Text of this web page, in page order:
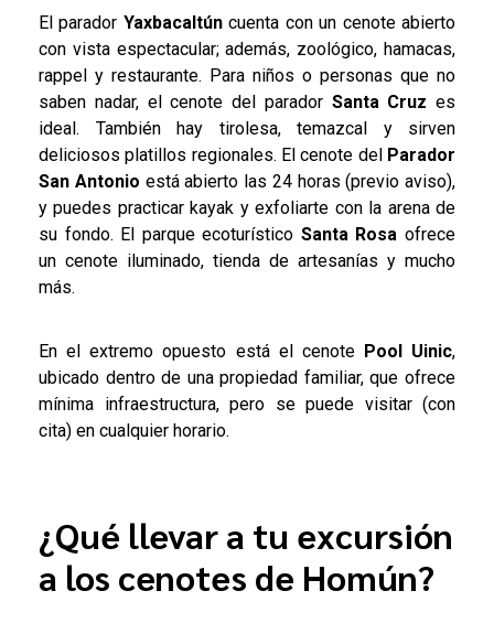
El parador Yaxbacaltúncuenta con un cenote abierto
con vista espectacular; además, zoológico, hamacas,
rappel y restaurante. Para niños o personas que no
saben nadar, el cenote del parador Santa Cruz es
ideal. También hay tirolesa, temazcal y sirven
deliciosos platillos regionales. El cenote del Parador
San Antonio está abierto las 24 horas (previo aviso),
y puedes practicar kayak y exfoliarte con la arena de
su fondo. El parque ecoturístico Santa Rosaofrece
un cenote iluminado, tienda de artesanías y mucho
más.
En el extremo opuesto está el cenote Pool Uinic,
ubicado dentro de una propiedad familiar, que ofrece
mínima infraestructura, pero se puede visitar (con
cita) en cualquier horario.
¿Qué llevar a tu excursión
a los cenotes de Homún?